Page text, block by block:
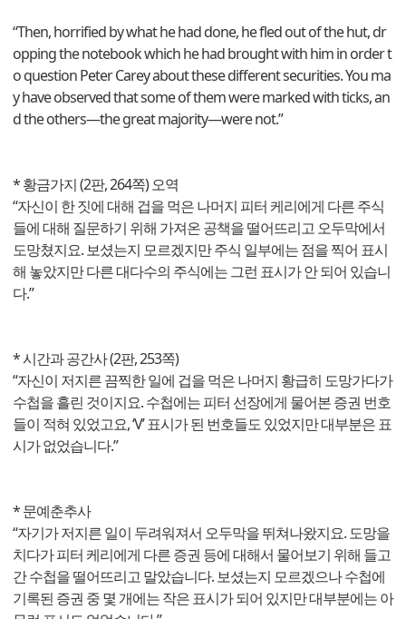
“Then, horrified by what he had done, he fled out of the hut, dr
opping the notebook which he had brought with him in order t
o question Peter Carey about these different securities. You ma
y have observed that some of them were marked with ticks, an
d the others—the great majority—were not.”
* 황금가지 (2판, 264쪽) 오역
“자신이 한 짓에 대해 겁을 먹은 나머지 피터 케리에게 다른 주식
들에 대해 질문하기 위해 가져온 공책을 떨어뜨리고 오두막에서
도망쳤지요. 보셨는지 모르겠지만 주식 일부에는 점을 찍어 표시
해 놓았지만 다른 대다수의 주식에는 그런 표시가 안 되어 있습니
다.”
* 시간과 공간사 (2판, 253쪽)
“자신이 저지른 끔찍한 일에 겁을 먹은 나머지 황급히 도망가다가
수첩을 흘린 것이지요. 수첩에는 피터 선장에게 물어본 증권 번호
들이 적혀 있었고요, ‘V’ 표시가 된 번호들도 있었지만 대부분은 표
시가 없었습니다.”
* 문예춘추사
“자기가 저지른 일이 두려워져서 오두막을 뛰쳐나왔지요. 도망을
치다가 피터 케리에게 다른 증권 등에 대해서 물어보기 위해 들고
간 수첩을 떨어뜨리고 말았습니다. 보셨는지 모르겠으나 수첩에
기록된 증권 중 몇 개에는 작은 표시가 되어 있지만 대부분에는 아